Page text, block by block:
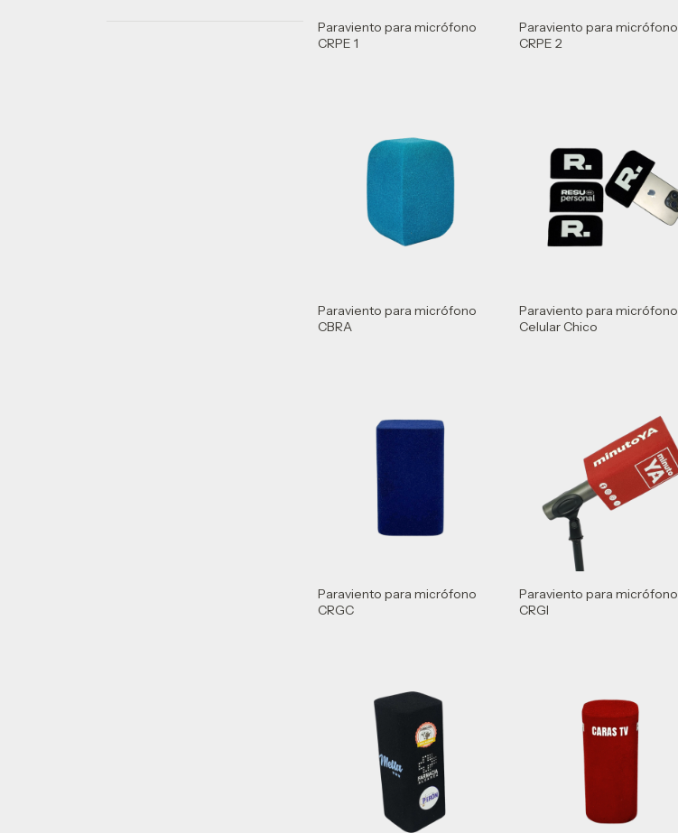
Paraviento para micrófono
CRPE 1
Paraviento para micrófono
CRPE 2
Paraviento para micrófono
CBRA
Paraviento para micrófono
Celular Chico
Paraviento para micrófono
CRGC
Paraviento para micrófono
CRGI